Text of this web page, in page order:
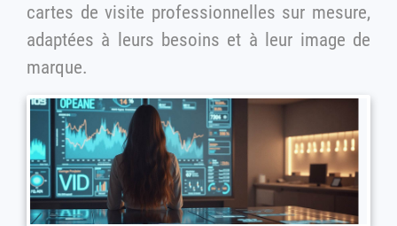
cartes de visite professionnelles sur mesure,
adaptées à leurs besoins et à leur image de
marque.